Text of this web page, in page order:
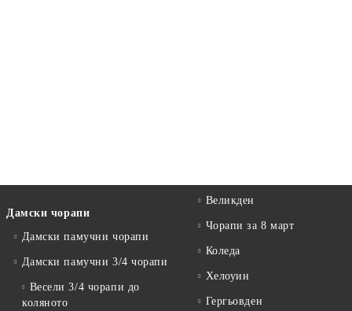
Дамски чорапи
Дамски памучни чорапи
Дамски памучни 3/4 чорапи
Весели 3/4 чорапи до
коляното
Великден
Чорапи за 8 март
Коледа
Хелоуин
Гергьовден